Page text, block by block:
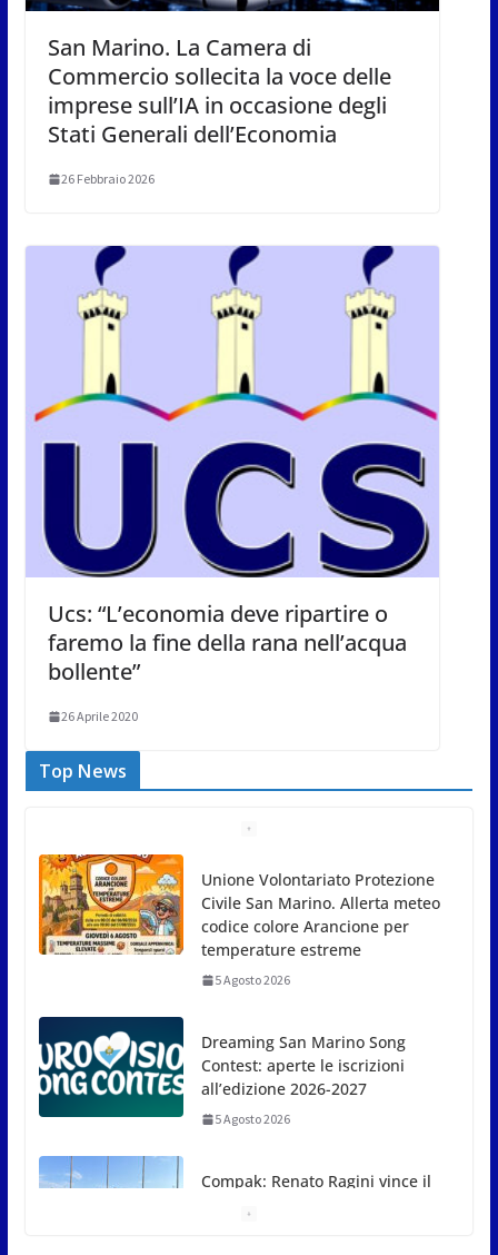
San Marino. La Camera di
Commercio sollecita la voce delle
imprese sull’IA in occasione degli
Stati Generali dell’Economia
26 Febbraio 2026
Ucs: “L’economia deve ripartire o
faremo la fine della rana nell’acqua
bollente”
26 Aprile 2020
Top News
Unione Volontariato Protezione
Civile San Marino. Allerta meteo
codice colore Arancione per
temperature estreme
5 Agosto 2026
Dreaming San Marino Song
Contest: aperte le iscrizioni
all’edizione 2026-2027
5 Agosto 2026
Compak: Renato Ragini vince il